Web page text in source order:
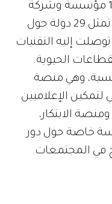
ويستقطب المعرض أكثر من 170 مؤسسة وشركة
إعلامية بارزة على مستوى العالم تمثل 29 دولة حول
إليه التقنيات
الحيوية.
رئيسية، وهي منصة
لتمكين الإعلاميين
الابتكار،
خاصة حول دور
في المجتمعات